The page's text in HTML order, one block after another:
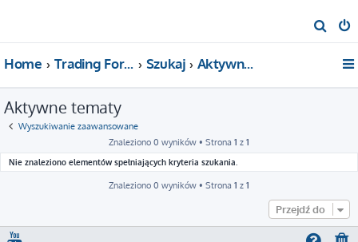
z
Home Trading For a Living Szukaj Aktywne tematy
Aktywne tematy
Wyszukiwanie zaawansowane
Znaleziono 0 wyników • Strona 1 z 1
Nie znaleziono elementów spełniających kryteria szukania.
Znaleziono 0 wyników • Strona 1 z 1
Przejdź do